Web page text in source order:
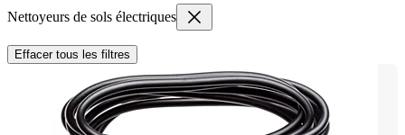
Nettoyeurs de sols électriques
Effacer tous les filtres